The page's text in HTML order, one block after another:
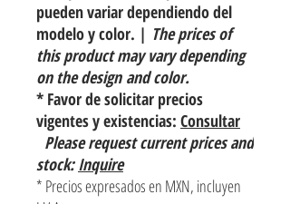
pueden variar dependiendo del
modelo y color. | The prices of
this product may vary depending
on the design and color.
* Favor de solicitar precios
vigentes y existencias: Consultar
Please request current prices and
stock:Inquire
* Precios expresados en MXN, incluyen